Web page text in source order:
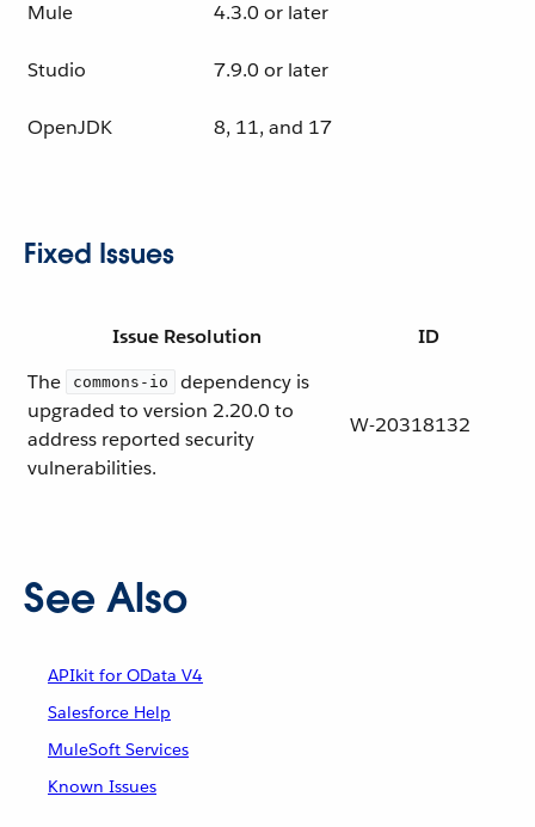
Mule 4.3.0 or later
Studio 7.9.0 or later
OpenJDK 8, 11, and 17
Fixed Issues
Issue Resolution
ID
The
commons-io
dependency is
upgraded to version 2.20.0 to
address reported security
vulnerabilities.
W-20318132
See Also
APIkit for OData V4
Salesforce Help
MuleSoft Services
Known Issues